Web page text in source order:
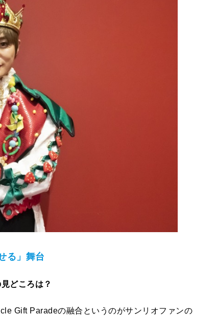
る」舞台
どころは？
Gift Paradeの融合というのがサンリオファンの